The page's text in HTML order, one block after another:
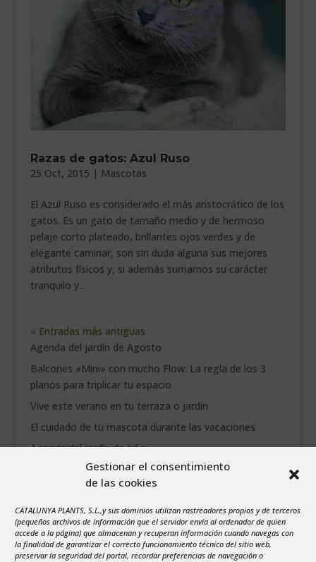
Gestionar el consentimiento
de las cookies
CATALUNYA PLANTS, S.L.,y sus dominios utilizan rastreadores propios y de terceros
(pequeños archivos de información que el servidor envía al ordenador de quien
accede a la página) que almacenan y recuperan información cuando navegas con
la finalidad de garantizar el correcto funcionamiento técnico del sitio web,
preservar la seguridad del portal, recordar preferencias de navegación o
Razas de gatos: Azul Ruso
25 Oct, 2015 | Mascotas
El Azul Ruso es considerado el más aristocrático de los
gatos. Es un gato de tamaño medio y de hermoso
pelaje corto plateado, brillantes ojos verdes y de
elegante caminar, son sin duda alguna sus mejores
atributos físicos y, si además sumamos su carácter
tranquilo y...
« Entradas más antiguas
Agenda del jardín de Agosto
Balcones «Mini» con mucho Flow: La regla de los 3
planos para triplicar tu espacio
Vive este verano en tu terraza o jardín
El cuidado de tu mascota durante las vacaciones
Agenda del jardín de Julio
agosto 2026
1
2
3
4 5 6 7 8
9